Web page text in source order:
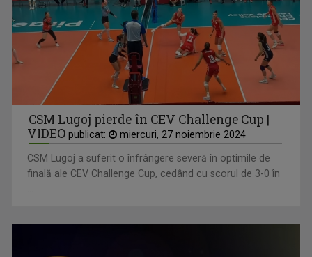
CSM Lugoj pierde în CEV Challenge Cup |
VIDEO publicat: miercuri, 27 noiembrie 2024
CSM Lugoj a suferit o înfrângere severă în optimile de
finală ale CEV Challenge Cup, cedând cu scorul de 3-0 în